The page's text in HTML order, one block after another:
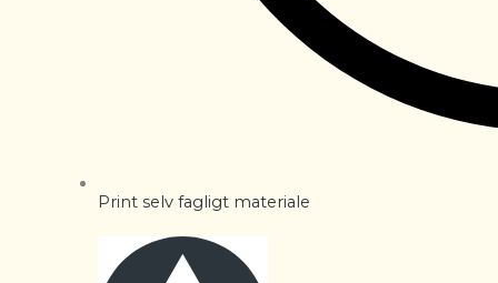
Print selv fagligt materiale